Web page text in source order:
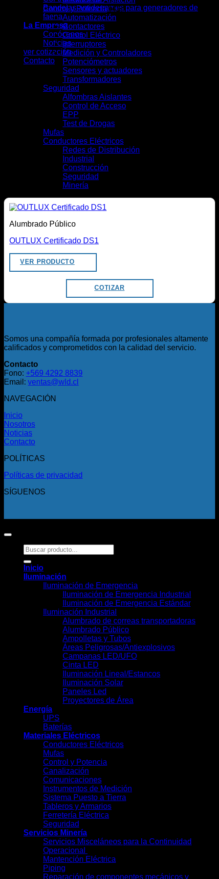
Bandejas antiderrames para generadores de
faena
La Empresa
Conócenos
Noticias
ver cotización
Contacto
Control y Potencia (41)
Automatización
Contactores
Control Eléctrico
Interruptores
Medición y Controladores
Potenciómetros
Sensores y actuadores
Transformadores
Seguridad
Alfombras Aislantes
Control de Acceso
EPP
Test de Drogas
Mufas
Conductores Eléctricos
Redes de Distribución
Industrial
Construcción
Seguridad
Minería
Alumbrado Público
OUTLUX Certificado DS1
VER PRODUCTO
COTIZAR
Somos una compañía formada por profesionales altamente
calificados y comprometidos con la calidad del servicio.
Contacto
Fono: +569 4292 8839
Email: ventas@wld.cl
NAVEGACIÓN
Inicio
Nosotros
Noticias
Contacto
POLÍTICAS
Políticas de privacidad
SÍGUENOS
Buscar
por:
Inicio
Iluminación
Iluminación de Emergencia
Iluminación de Emergencia Industrial
Iluminación de Emergencia Estándar
Iluminación Industrial
Alumbrado de correas transportadoras
Alumbrado Público
Ampolletas y Tubos
Áreas Peligrosas/Antiexplosivos
Campanas LED/UFO
Cinta LED
Iluminación Lineal/Estancos
Iluminación Solar
Paneles Led
Proyectores de Área
Energía
UPS
Baterías
Materiales Eléctricos
Conductores Eléctricos
Mufas
Control y Potencia
Canalización
Comunicaciones
Instrumentos de Medición
Sistema Puesto a Tierra
Tableros y Armarios
Ferretería Eléctrica
Seguridad
Servicios Minería
Servicios Misceláneos para la Continuidad
Operacional
Mantención Eléctrica
Piping
Reparación de componentes mecánicos y